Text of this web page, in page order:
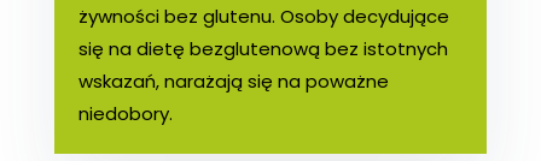
żywności bez glutenu. Osoby decydujące
się na dietę bezglutenową bez istotnych
wskazań, narażają się na poważne
niedobory.